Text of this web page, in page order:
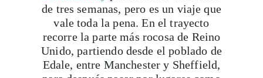
de tres semanas, pero es un viaje que
vale toda la pena. En el trayecto
recorre la parte más rocosa de Reino
Unido, partiendo desde el poblado de
Edale, entre Manchester y Sheffield,